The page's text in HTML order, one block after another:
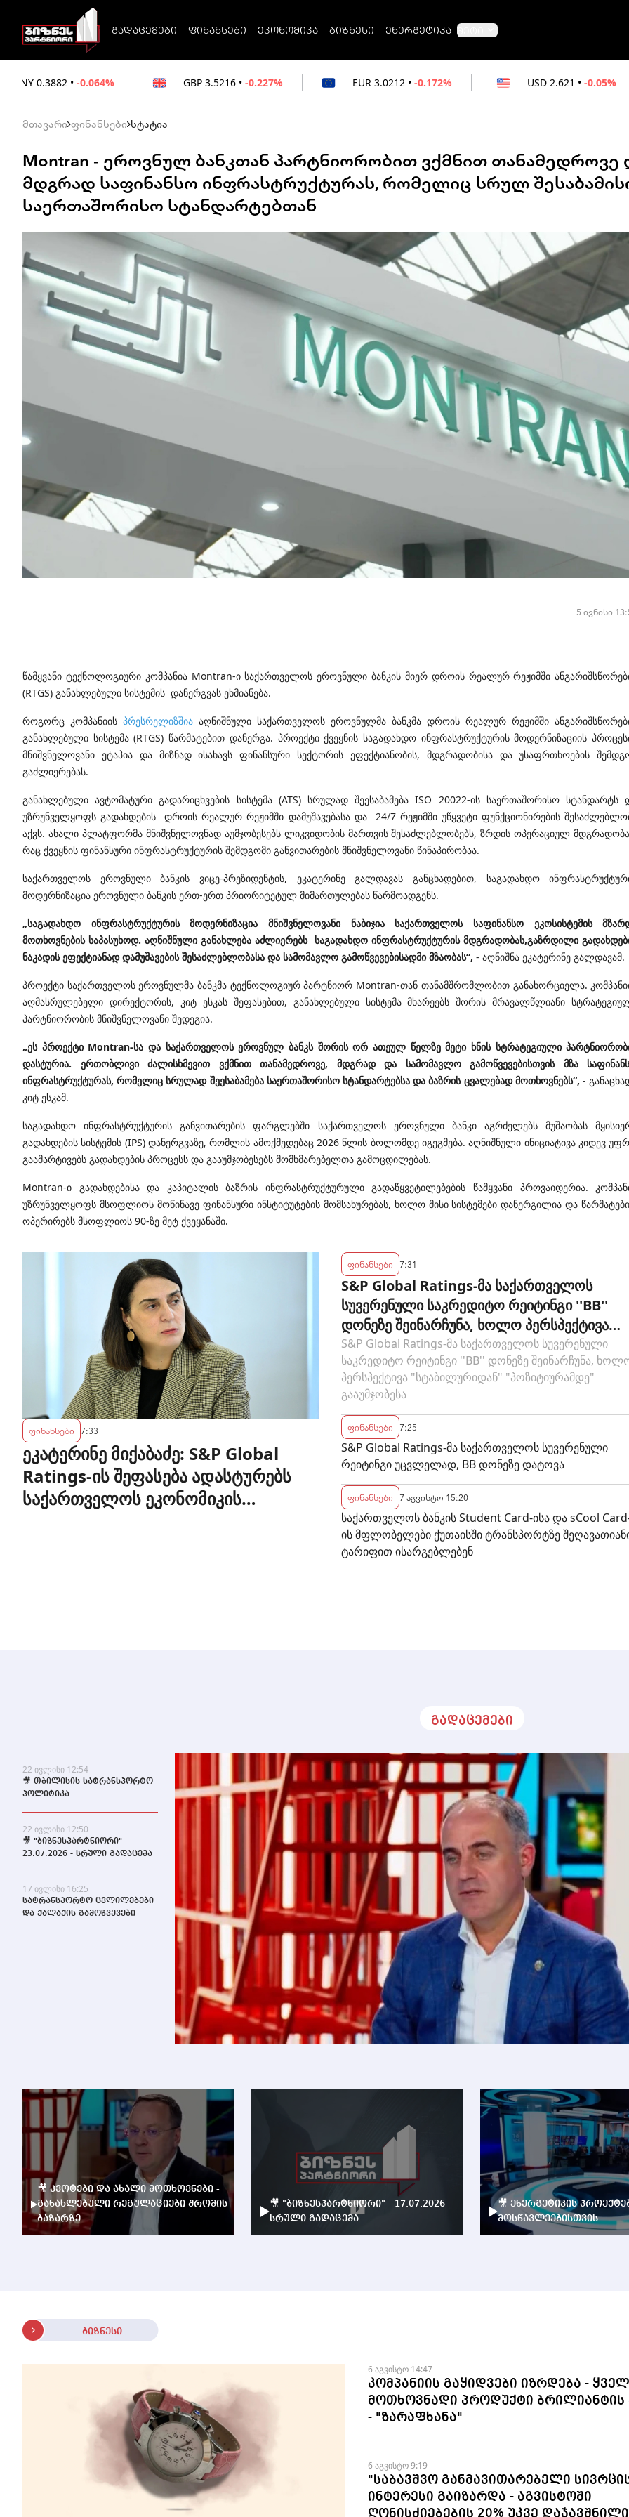
გადაცემები ფინანსები ეკონომიკა ბიზნესი ენერგეტიკა მეტი
GBP 3.5216 • -0.227% EUR 3.0212 • -0.172% USD • -0.05% RUB
მთავარი ფინანსები სტატია
Montran - ეროვნულ ბანკთან პარტნიორობით ვქმნით თანამედროვე
მდგრად საფინანსო ინფრასტრუქტურას, რომელიც სრულ
საერთაშორისო სტანდარტებთან
5 ივნისი
წამყვანი ტექნოლოგიური კომპანია Montran-ი საქართველოს ეროვნული ბანკის მიერ დროის რეალურ რეჟიმში
(RTGS) განახლებული სისტემის დანერგვას ეხმიანება.
როგორც კომპანიისპრესრელიზშია აღნიშნული საქართველოს ეროვნულმა ბანკმა დროის რეალურ რეჟიმში
განახლებული სისტემა (RTGS) წარმატებით დანერგა. პროექტი ქვეყნის საგადახდო ინფრასტრუქტურის მოდერნიზაციის
მნიშვნელოვანი ეტაპია და მიზნად ისახავს ფინანსური სექტორის ეფექტიანობის, მდგრადობისა და უსაფრთხოების
გაძლიერებას.
განახლებული ავტომატური გადარიცხვების სისტემა (ATS) სრულად შეესაბამება ISO 20022-ის საერთაშორისო სტანდარტს
უზრუნველყოფს გადახდების დროის რეალურ რეჟიმში დამუშავებასა და 24/7 რეჟიმში უწყვეტი ფუნქციონირების
აქვს. ახალი პლატფორმა მნიშვნელოვნად აუმჯობესებს ლიკვიდობის მართვის შესაძლებლობებს, ზრდის ოპერაციულ
რაც ქვეყნის ფინანსური ინფრასტრუქტურის შემდგომი განვითარების მნიშვნელოვანი წინაპირობაა.
საქართველოს ეროვნული ბანკის ვიცე-პრეზიდენტის, ეკატერინე გალდავას განცხადებით, საგადახდო
მოდერნიზაცია ეროვნული ბანკის ერთ-ერთ პრიორიტეტულ მიმართულებას წარმოადგენს.
„საგადახდო ინფრასტრუქტურის მოდერნიზაცია მნიშვნელოვანი ნაბიჯია საქართველოს საფინანსო ეკოსისტემის
მოთხოვნების საპასუხოდ. აღნიშნული განახლება აძლიერებს საგადახდო ინფრასტრუქტურის მდგრადობას,გაზრდილი
ნაკადის ეფექტიანად დამუშავების შესაძლებლობასა და სამომავლო გამოწვევებისადმი მზაობას“, - აღნიშნა ეკატერინე გალდავამ.
პროექტი საქართველოს ეროვნულმა ბანკმა ტექნოლოგიურ პარტნიორ Montran-თან თანამშრომლობით განახორციელა.
აღმასრულებელი დირექტორის, კიტ ესკას შეფასებით, განახლებული სისტემა მხარეებს შორის მრავალწლიანი
პარტნიორობის მნიშვნელოვანი შედეგია.
„ეს პროექტი Montran-სა და საქართველოს ეროვნულ ბანკს შორის ორ ათეულ წელზე მეტი ხნის სტრატეგიული
დასტურია. ერთობლივი ძალისხმევით ვქმნით თანამედროვე, მდგრად და სამომავლო გამოწვევებისთვის მზა
ინფრასტრუქტურას, რომელიც სრულად შეესაბამება საერთაშორისო სტანდარტებსა და ბაზრის ცვალებად მოთხოვნებს“, -
კიტ ესკამ.
საგადახდო ინფრასტრუქტურის განვითარების ფარგლებში საქართველოს ეროვნული ბანკი აგრძელებს მუშაობას
გადახდების სისტემის (IPS) დანერგვაზე, რომლის ამოქმედებაც 2026 წლის ბოლომდე იგეგმება. აღნიშნული ინიციატივა კიდევ
გაამარტივებს გადახდების პროცესს და გააუმჯობესებს მომხმარებელთა გამოცდილებას.
Montran-ი გადახდებისა და კაპიტალის ბაზრის ინფრასტრუქტურული გადაწყვეტილებების წამყვანი პროვაიდერია.
უზრუნველყოფს მსოფლიოს მოწინავე ფინანსური ინსტიტუტების მომსახურებას, ხოლო მისი სისტემები დანერგილია და
ოპერირებს მსოფლიოს 90-ზე მეტ ქვეყანაში.
ფინანსები 7:33
ეკატერინე მიქაბაძე: S&P Global
Ratings-ის შეფასება ადასტურებს
საქართველოს ეკონომიკის
ფინანსები 7:31
S&P Global Ratings-მა საქართველოს
სუვერენული საკრედიტო რეიტინგი ''BB''
დონეზე შეინარჩუნა, ხოლო პერსპექტივა
"სტაბილურიდან" "პოზიტიურამდე"
გააუმჯობესა
S&P Global Ratings-მა საქართველოს სუვერენული
საკრედიტო რეიტინგი ''BB'' დონეზე შეინარჩუნა,
პერსპექტივა "სტაბილურიდან" "პოზიტიურამდე"
გააუმჯობესა
ფინანსები 7:25
S&P Global Ratings-მა საქართველოს სუვერენული
რეიტინგი უცვლელად, BB დონეზე დატოვა
ფინანსები 7 აგვისტო 15:20
საქართველოს ბანკის Student Card-ისა და sCool
ის მფლობელები ქუთაისში ტრანსპორტზე
ტარიფით ისარგებლებენ
გადაცემები
22 ივლისი 12:54
🎥 თბილისის სატრანსპორტო
პოლიტიკა
22 ივლისი 12:50
🎥 "ბიზნესპარტნიორი" -
23.07.2026 - სრული გადაცემა
17 ივლისი 16:25
სატრანსპორტო ცვლილებები
და ქალაქის გამოწვევები
🎥 კვოტები და ახალი მოთხოვნები -
განახლებული რეგულაციები შრომის
ბაზარზე
🎥 "ბიზნესპარტნიორი" - 17.07.2026 -
სრული გადაცემა
🎥 ენერგეტიკის
მოსწავლეებისთვის
ბიზნესი
6 აგვისტო 14:47
კომპანიის გაყიდვები იზრდება -
მოთხოვნადი პროდუქტი ბრილიანტის
- "ზარაფხანა"
6 აგვისტო 9:19
"საბავშვო განმავითარებელი
ინტერესი გაიზარდა - აგვისტოში
ღონისძიებების 20% უკვე